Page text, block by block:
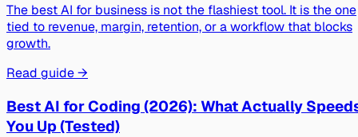
The best AI for business is not the flashiest tool. It is the one
tied to revenue, margin, retention, or a workflow that blocks
growth.
Read guide →
Best AI for Coding (2026): What Actually
You Up (Tested)